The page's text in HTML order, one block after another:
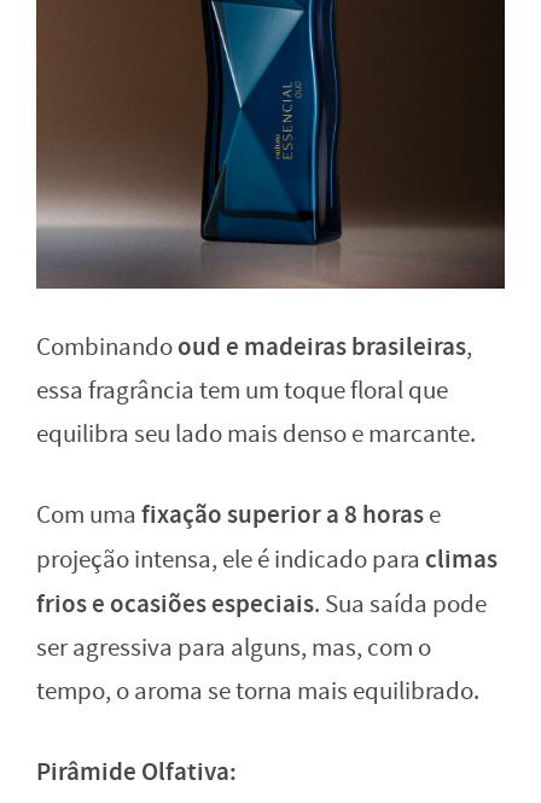
Combinandooud e madeiras brasileiras,
essa fragrância tem um toque floral que
equilibra seu lado mais denso e marcante.
Com uma fixação superior a 8 horase
projeção intensa, ele é indicado para climas
frios e ocasiões especiais. Sua saída pode
ser agressiva para alguns, mas, com o
tempo, o aroma se torna mais equilibrado.
Pirâmide Olfativa: